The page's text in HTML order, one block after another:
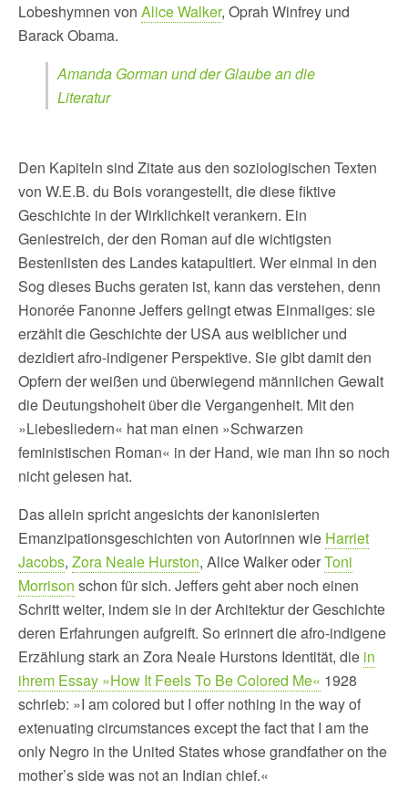
Lobeshymnen von Alice Walker, Oprah Winfrey und
Barack Obama.
Amanda Gorman und der Glaube an die
Literatur
Den Kapiteln sind Zitate aus den soziologischen Texten
von W.E.B. du Bois vorangestellt, die diese fiktive
Geschichte in der Wirklichkeit verankern. Ein
Geniestreich, der den Roman auf die wichtigsten
Bestenlisten des Landes katapultiert. Wer einmal in den
Sog dieses Buchs geraten ist, kann das verstehen, denn
Honorée Fanonne Jeffers gelingt etwas Einmaliges: sie
erzählt die Geschichte der USA aus weiblicher und
dezidiert afro-indigener Perspektive. Sie gibt damit den
Opfern der weißen und überwiegend männlichen Gewalt
die Deutungshoheit über die Vergangenheit. Mit den
»Liebesliedern« hat man einen »Schwarzen
feministischen Roman« in der Hand, wie man ihn so noch
nicht gelesen hat.
Das allein spricht angesichts der kanonisierten
Emanzipationsgeschichten von Autorinnen wie Harriet
Jacobs, Zora Neale Hurston, Alice Walker oderToni
Morrison schon für sich. Jeffers geht aber noch einen
Schritt weiter, indem sie in der Architektur der Geschichte
deren Erfahrungen aufgreift. So erinnert die afro-indigene
Erzählung stark an Zora Neale Hurstons Identität, die in
ihrem Essay »How It Feels To Be Colored Me« 1928
schrieb: »I am colored but I offer nothing in the way of
extenuating circumstances except the fact that I am the
only Negro in the United States whose grandfather on the
mother’s side was not an Indian chief.«